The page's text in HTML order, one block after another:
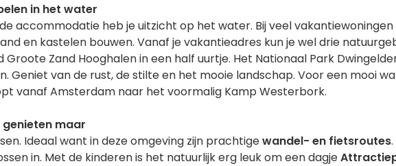
in het water
accommodatie heb je uitzicht op het water. Bij veel
en kastelen bouwen. Vanaf je vakantieadres kun je wel drie
Groote Zand Hooghalen in een half uurtje. Het Nationaal Park
Geniet van de rust, de stilte en het mooie landschap. Voor een mooi
vanaf Amsterdam naar het voormalig Kamp Westerbork.
genieten maar
Ideaal want in deze omgeving zijn prachtigewandel- en fietsroutes
in. Met de kinderen is het natuurlijk erg leuk om een dagje